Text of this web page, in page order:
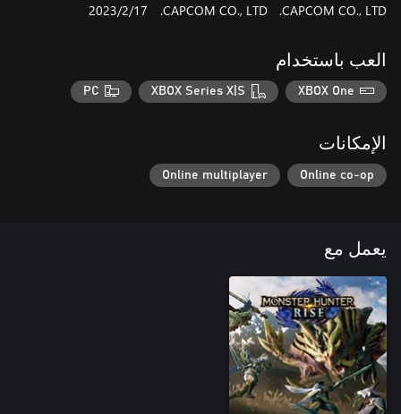
CAPCOM CO., LTD.
CAPCOM CO., LTD.
17‏/2‏/2023
العب باستخدام
XBOX One
XBOX Series X|S
PC
الإمكانات
Online co-op
Online multiplayer
يعمل مع